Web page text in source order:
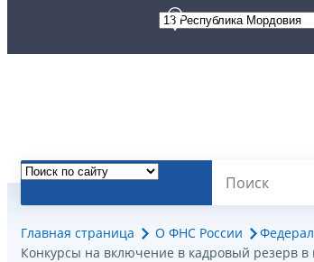
Главная страница О ФНС России
Конкурсы на включение в кадровый резерв